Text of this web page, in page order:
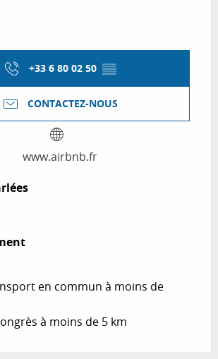
+33 6 80 02 50 ▒▒
CONTACTEZ-NOUS
www.airbnb.fr
en commun à moins de
à moins de 5 km